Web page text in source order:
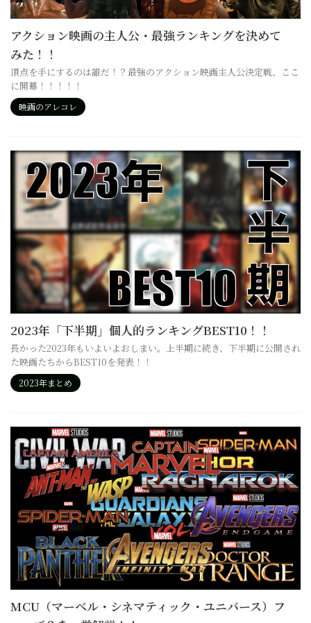
アクション映画の主人公・最強ランキングを決めて
みた！！
頂点を手にするのは誰だ！？最強のアクション映画主人公決定戦、ここ
に開幕！！！！！
映画のアレコレ
2023年「下半期」個人的ランキングBEST10！！
長かった2023年もいよいよおしまい。上半期に続き、下半期に公開され
た映画たちからBEST10を発表！！
2023年まとめ
MCU（マーベル・シネマティック・ユニバース）フ